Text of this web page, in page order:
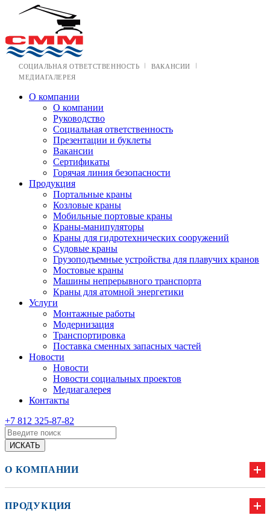
СОЦИАЛЬНАЯ ОТВЕТСТВЕННОСТЬ
ВАКАНСИИ
МЕДИАГАЛЕРЕЯ
О компании
О компании
Руководство
Социальная ответственность
Презентации и буклеты
Вакансии
Сертификаты
Горячая линия безопасности
Продукция
Портальные краны
Козловые краны
Мобильные портовые краны
Краны-манипуляторы
Краны для гидротехнических сооружений
Судовые краны
Грузоподъемные устройства для плавучих кранов
Мостовые краны
Машины непрерывного транспорта
Краны для атомной энергетики
Услуги
Монтажные работы
Модернизация
Транспортировка
Поставка сменных запасных частей
Новости
Новости
Новости социальных проектов
Медиагалерея
Контакты
+7 812 325-87-82
О КОМПАНИИ
ПРОДУКЦИЯ